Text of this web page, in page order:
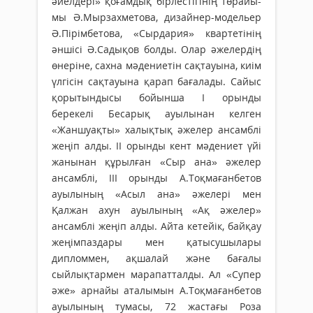
мы Ә.Мырзахметова, дизайнер-модельер
Ә.Пірімбетова, «Сырдария» квартетінің
әншісі Ә.Садықов болды. Олар әжелердің
өнеріне, сахна мәдение­тін сақтауына, киім
үлгісін сақтауына қарап баға­лады. Сайыс
қорытындысы бойынша І орынды
берекелі Бесарық ауылынан келген
«Жаншуақты» халықтық әжелер ансамблі
жеңіп алды. ІІ орынды кент мәдениет үйі
жанынан құрылған «Сыр ана» әжелер
ансамблі, ІІІ орынды А.Тоқмағанбетов
ауылының «Асыл ана» әжелері мен
Қалжан ахун ауылының «Ақ әжелер»
ансамблі жеңіп алды. Айта кетейік, байқау
жеңімпаздары мен қатысушылары
дипломмен, ақшалай және бағалы
сыйлықтармен марапатталды. Ал «Супер
әже» арнайы аталымын А.Тоқмағанбетов
ауылының тумасы, 72 жастағы Роза